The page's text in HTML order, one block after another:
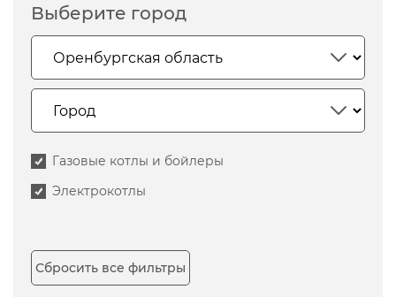
Выберите город
Газовые котлы и бойлеры
Электрокотлы
Сбросить все фильтры